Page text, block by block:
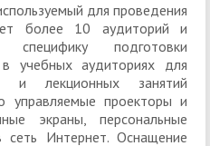
для проведения
более 10 аудиторий и
специфику подготовки
учебных аудиториях для
и лекционных занятий
управляемые проекторы и
экраны, персональные
Интернет. Оснащение